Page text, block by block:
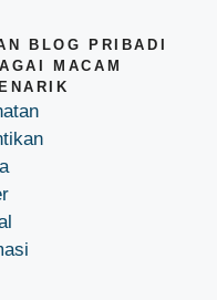
BLOG PRIBADI
MACAM